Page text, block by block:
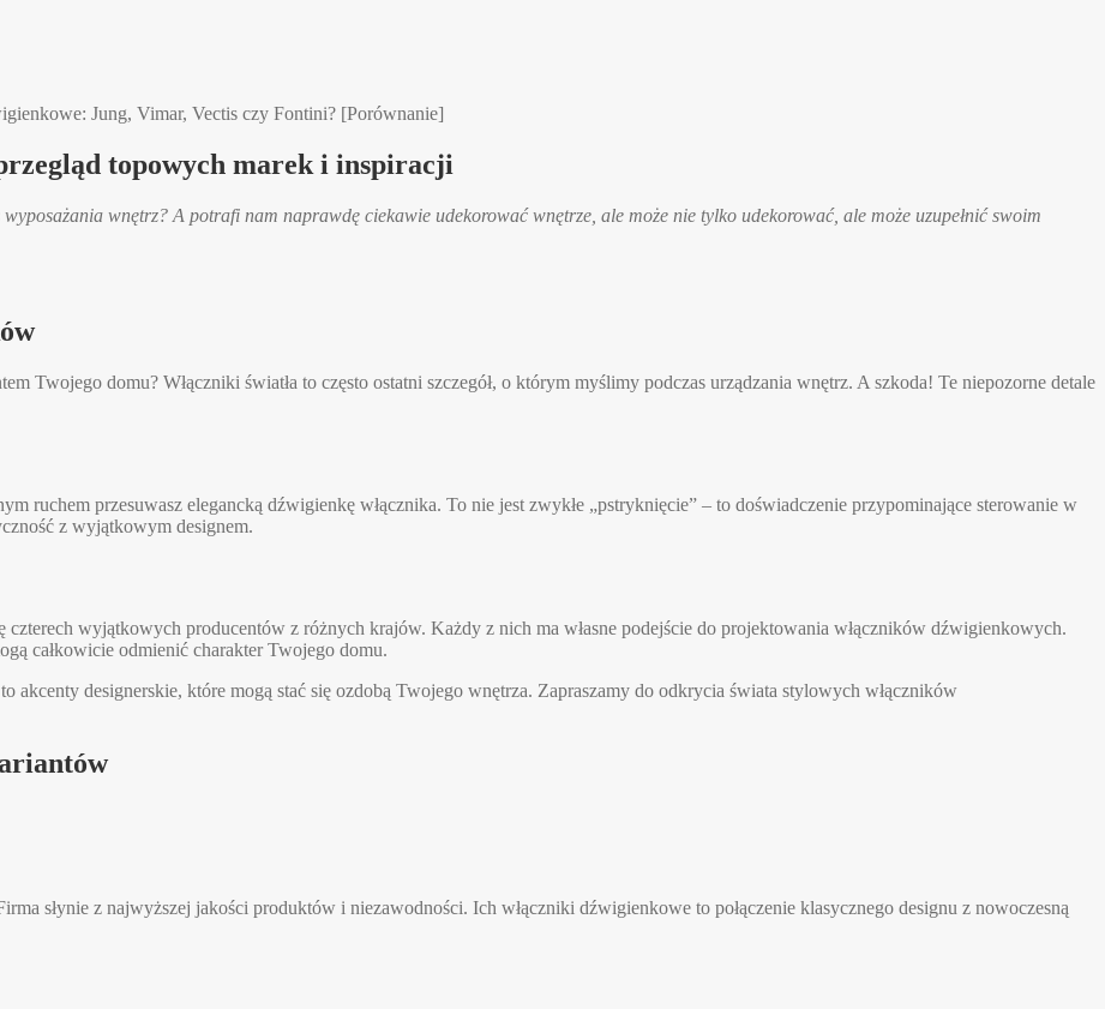
Jung, Vimar, Vectis czy Fontini? [Porównanie]
topowych marek i inspiracji
wnętrz? A potrafi nam naprawdę ciekawie udekorować wnętrze, ale może nie tylko udekorować, ale może uzupełnić swoim
Twojego domu? Włączniki światła to często ostatni szczegół, o którym myślimy podczas urządzania wnętrz. A szkoda! Te niepozorne detale
ruchem przesuwasz elegancką dźwigienkę włącznika. To nie jest zwykłe „pstryknięcie” – to doświadczenie przypominające sterowanie w
z wyjątkowym designem.
wyjątkowych producentów z różnych krajów. Każdy z nich ma własne podejście do projektowania włączników dźwigienkowych.
całkowicie odmienić charakter Twojego domu.
akcenty designerskie, które mogą stać się ozdobą Twojego wnętrza. Zapraszamy do odkrycia świata stylowych włączników
słynie z najwyższej jakości produktów i niezawodności. Ich włączniki dźwigienkowe to połączenie klasycznego designu z nowoczesną